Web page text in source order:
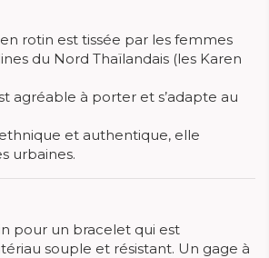
rotin est tissée par les femmes
du Nord Thaïlandais (les Karen
agréable à porter et s’adapte au
et authentique, elle
urbaines.
pour un bracelet qui est
souple et résistant. Un gage à